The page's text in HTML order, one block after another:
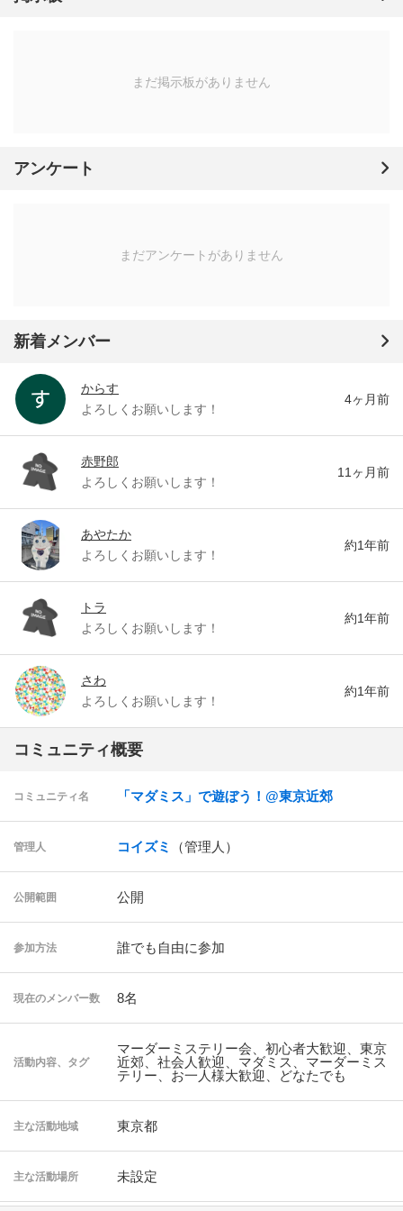
まだ掲示板がありません
アンケート
まだアンケートがありません
新着メンバー
からす
よろしくお願いします！
4ヶ月前
赤野郎
よろしくお願いします！
11ヶ月前
あやたか
よろしくお願いします！
約1年前
トラ
よろしくお願いします！
約1年前
さわ
よろしくお願いします！
約1年前
コミュニティ概要
コミュニティ名 「マダミス」で遊ぼう！@東京近郊
管理人 コイズミ （管理人）
公開範囲 公開
参加方法 誰でも自由に参加
現在のメンバー数 8名
活動内容、タグ
マーダーミステリー会、初心者大歓迎、東京
近郊、社会人歓迎、マダミス、マーダーミス
テリー、お一人様大歓迎、どなたでも
主な活動地域 東京都
主な活動場所 未設定